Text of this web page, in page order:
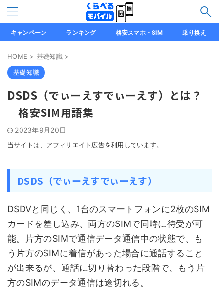
キャンペーン ランキング 格安スマホ・SIM 乗り換え
HOME > 基礎知識 >
基礎知識
DSDS（でぃーえすでぃーえす）とは？
｜格安SIM用語集
2023年9月20日
当サイトは、アフィリエイト広告を利用しています。
DSDS（でぃーえすでぃーえす）
DSDVと同じく、1台のスマートフォンに2枚のSIM
カードを差し込み、両方のSIMで同時に待受が可
能。片方のSIMで通信データ通信中の状態で、も
う片方のSIMに着信があった場合に通話すること
が出来るが、通話に切り替わった段階で、もう片
方のSIMのデータ通信は途切れる。